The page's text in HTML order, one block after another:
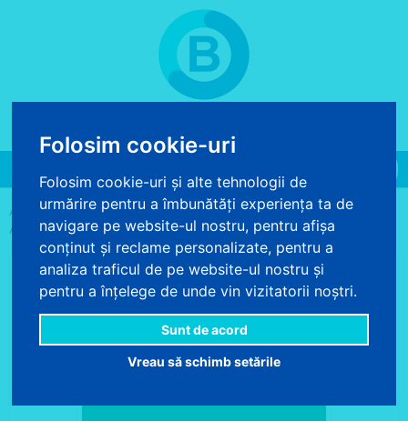
Folosim cookie-uri
Folosim cookie-uri și alte tehnologii de
urmărire pentru a îmbunătăți experiența ta de
navigare pe website-ul nostru, pentru afișa
conținut și reclame personalizate, pentru a
analiza traficul de pe website-ul nostru și
pentru a înțelege de unde vin vizitatorii noștri.
Sunt de acord
Vreau să schimb setările
0 produse - 0.00 lei
navigation
ACASA > AUTOCOLANT > AUTOCOLANT COLORAT UNI >
AUTOCOLANT VERDE SMARALD RAL 6016 LUCIOS 45 CM